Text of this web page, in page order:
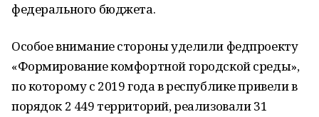
федерального бюджета.
Особое внимание стороны уделили федпроекту
«Формирование комфортной городской среды»,
по которому с 2019 года в республике привели в
порядок 2 449 территорий, реализовали 31